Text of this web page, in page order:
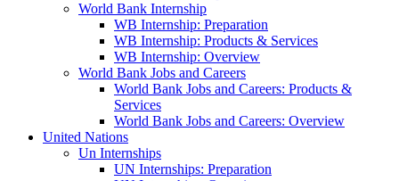
World Bank Internship
WB Internship: Preparation
WB Internship: Products & Services
WB Internship: Overview
World Bank Jobs and Careers
World Bank Jobs and Careers: Products &
Services
World Bank Jobs and Careers: Overview
United Nations
Un Internships
UN Internships: Preparation